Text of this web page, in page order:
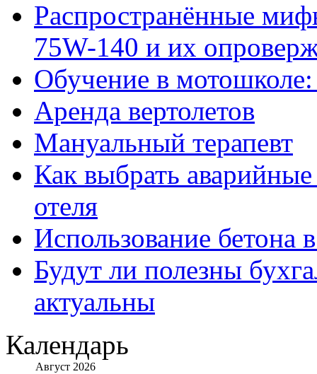
Распространённые
75W-140 и их
Обучение в
Аренда вертолетов
Мануальный терапевт
Как выбрать
отеля
Использование бетона
Будут ли полезны
актуальны
Календарь
Август 2026